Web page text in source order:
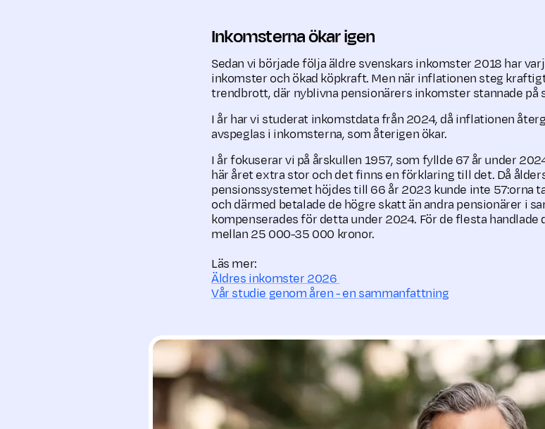
Inkomsterna ökar igen
Sedan vi började följa äldre svenskars inkomster 2018 har
inkomster och ökad köpkraft. Men när inflationen steg
trendbrott, där nyblivna pensionärers inkomster stannade på
I år har vi studerat inkomstdata från 2024, då inflationen
avspeglas i inkomsterna, som återigen ökar.
I år fokuserar vi på årskullen 1957, som fyllde 67 år under
här året extra stor och det finns en förklaring till det. Då
pensionssystemet höjdes till 66 år 2023 kunde inte 57:orna
och därmed betalade de högre skatt än andra pensionärer i
kompenserades för detta under 2024. För de flesta handlade
mellan 25 000-35 000 kronor.
Läs mer:
Äldres inkomster 2026
Vår studie genom åren - en sammanfattning